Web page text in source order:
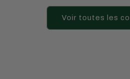
Voir toutes les